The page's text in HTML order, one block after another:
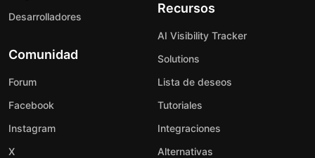
Desarrolladores
Comunidad
Forum
Facebook
Instagram
X
Recursos
AI Visibility Tracker
Solutions
Lista de deseos
Tutoriales
Integraciones
Alternativas